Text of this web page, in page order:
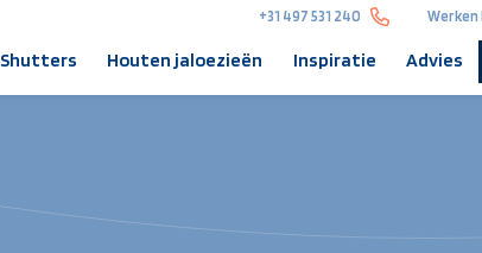
+31 497 531 240 Werken
Shutters Houten jaloezieën Inspiratie Advies